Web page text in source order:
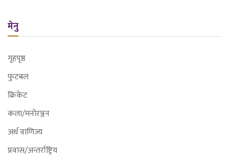
मेनु
गृहपृष्ठ
फुटबल
क्रिकेट
कला/मनोरञ्जन
अर्थ वाणिज्य
प्रवास/अन्तर्राष्ट्रिय